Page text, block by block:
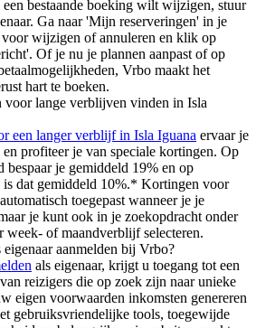
bestaande boeking wilt wijzigen, stuur
Ga naar 'Mijn reserveringen' in je
wijzigen of annuleren en klik op
Of je nu je plannen aanpast of op
Vrbo maakt het
hart te boeken.
lange verblijven vinden in Isla
een langer verblijf in Isla Iguana ervaar je
profiteer je van speciale kortingen. Op
bespaar je gemiddeld 19% en op
is dat gemiddeld 10%.* Kortingen voor
toegepast wanneer je je
je kunt ook in je zoekopdracht onder
of maandverblijf selecteren.
aanmelden bij Vrbo?
als eigenaar, krijgt u toegang tot een
reizigers die op zoek zijn naar unieke
eigen voorwaarden inkomsten genereren
gebruiksvriendelijke tools, toegewijde